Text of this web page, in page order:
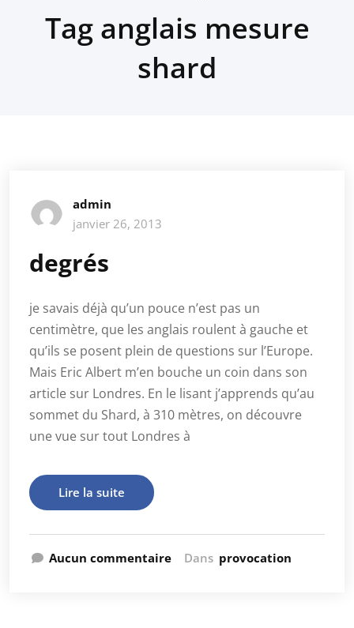
Tag anglais mesure
shard
admin
janvier 26, 2013
degrés
je savais déjà qu’un pouce n’est pas un
centimètre, que les anglais roulent à gauche et
qu’ils se posent plein de questions sur l’Europe.
Mais Eric Albert m’en bouche un coin dans son
article sur Londres. En le lisant j’apprends qu’au
sommet du Shard, à 310 mètres, on découvre
une vue sur tout Londres à
Lire la suite
Aucun commentaire Dans provocation